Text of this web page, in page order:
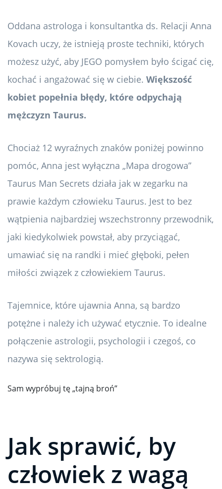
Oddana astrologa i konsultantka ds. Relacji Anna
Kovach uczy, że istnieją proste techniki, których
możesz użyć, aby JEGO pomysłem było ścigać cię,
kochać i angażować się w ciebie. Większość
kobiet popełnia błędy, które odpychają
mężczyzn Taurus.
Chociaż 12 wyraźnych znaków poniżej powinno
pomóc, Anna jest wyłączna „Mapa drogowa”
Taurus Man Secrets działa jak w zegarku na
prawie każdym człowieku Taurus. Jest to bez
wątpienia najbardziej wszechstronny przewodnik,
jaki kiedykolwiek powstał, aby przyciągać,
umawiać się na randki i mieć głęboki, pełen
miłości związek z człowiekiem Taurus.
Tajemnice, które ujawnia Anna, są bardzo
potężne i należy ich używać etycznie. To idealne
połączenie astrologii, psychologii i czegoś, co
nazywa się sektrologią.
Sam wypróbuj tę „tajną broń”
Jak sprawić, by
człowiek z wagą